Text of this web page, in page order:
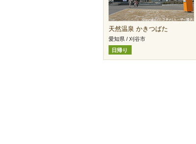
天然温泉 かきつばた
愛知県 / 刈谷市
日帰り